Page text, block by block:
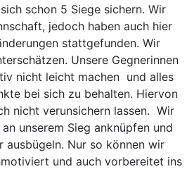
schon 5 Siege sichern. Wir
jedoch haben auch hier
stattgefunden. Wir
Unsere Gegnerinnen
nicht leicht machen und alles
bei sich zu behalten. Hiervon
nicht verunsichern lassen. Wir
unserem Sieg anknüpfen und
ausbügeln. Nur so können wir
und auch vorbereitet ins